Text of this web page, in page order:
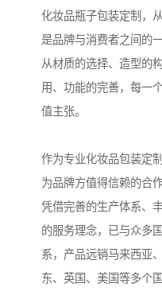
化妆品瓶子包装定制，
是品牌与消费者之间的
从材质的选择、造型的
用、功能的完善，每一
值主张。
作为专业化妆品包装定
为品牌方值得信赖的合作
凭借完善的生产体系、
的服务理念，已与众多
系，产品远销马来西亚
东、英国、美国等多个